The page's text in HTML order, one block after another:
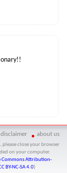
disclaimer about us
please close your browser
on your computer.
Commons Attribution-
BY-NC-SA 4.0)